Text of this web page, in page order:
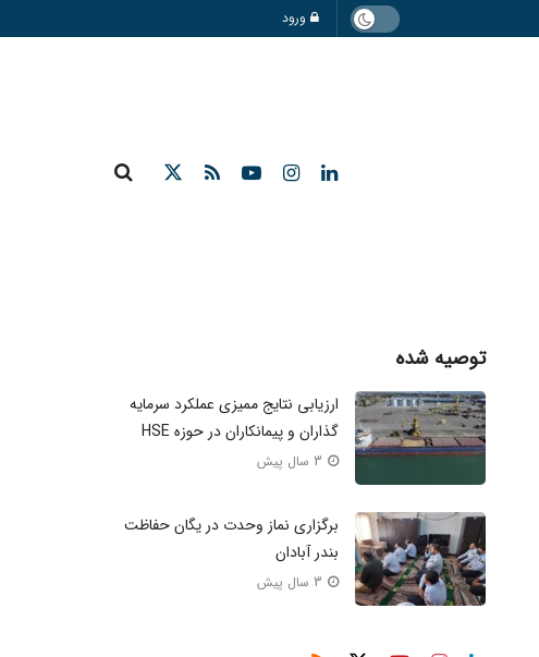
ورود
توصیه شده
ارزیابی نتایج ممیزی عملکرد سرمایه
گذاران و پیمانکاران در حوزه HSE
3 سال پیش
برگزاری نماز وحدت در یگان حفاظت
بندر آبادان
3 سال پیش